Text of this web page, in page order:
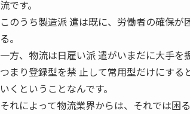
流です。
このうち製造派 遣は既に、労働者の確保
る。
一方、物流は日雇い派 遣がいまだに大手を
つまり登録型を禁 止して常用型だけにす
いくということなんです。
それによって物流業界からは、それでは困